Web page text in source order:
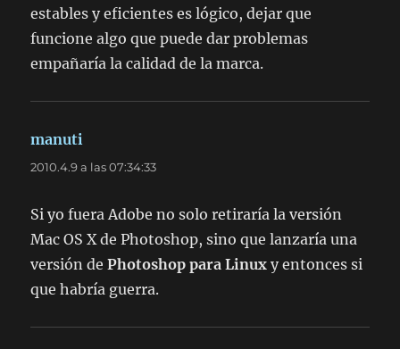
estables y eficientes es lógico, dejar que
funcione algo que puede dar problemas
empañaría la calidad de la marca.
manuti
2010.4.9 a las 07:34:33
Si yo fuera Adobe no solo retiraría la versión
Mac OS X de Photoshop, sino que lanzaría una
versión dePhotoshop para Linux y entonces si
que habría guerra.